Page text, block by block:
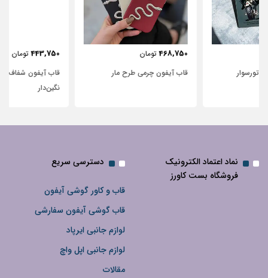
قاب آیفون چرمی طرح مار
قاب آیفون شفاف با پاپیون سفید و
نماد اعتماد الکترونیک
فروشگاه بست کاورز
دسترسی سریع
قاب و کاور گوشی آیفون
قاب گوشی آیفون سفارشی
لوازم جانبی ایرپاد
لوازم جانبی اپل واچ
مقالات